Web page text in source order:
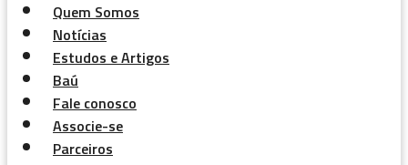
Quem Somos
Notícias
Estudos e Artigos
Baú
Fale conosco
Associe-se
Parceiros